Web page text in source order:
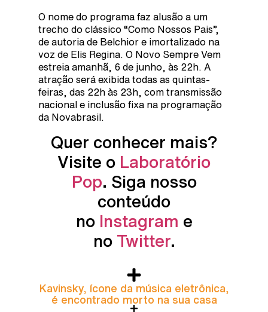
O nome do programa faz alusão a um
trecho do clássico “Como Nossos Pais”,
de autoria de Belchior e imortalizado na
voz de Elis Regina. O Novo Sempre Vem
estreia amanhã, 6 de junho, às 22h. A
atração será exibida todas as quintas-
feiras, das 22h às 23h, com transmissão
nacional e inclusão fixa na programação
da Novabrasil.
Quer conhecer mais?
Visite o Laboratório
Pop. Siga nosso
conteúdo
no Instagram e
no Twitter.
Kavinsky, ícone da música eletrônica,
é encontrado morto na sua casa